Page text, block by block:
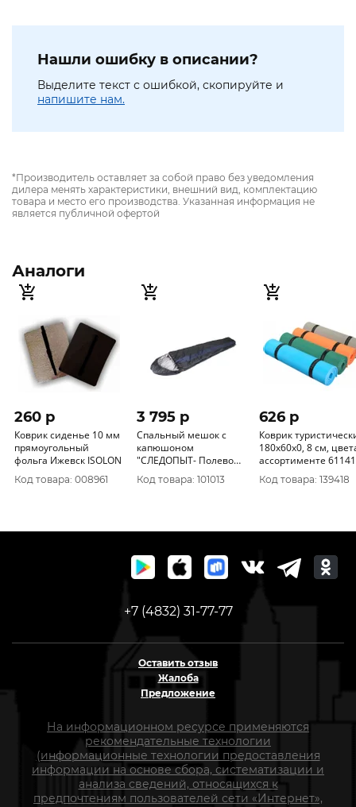
Нашли ошибку в описании?
Выделите текст с ошибкой, скопируйте и
напишите нам.
*Производитель оставляет за собой право без уведомления
дилера менять характеристики, внешний вид, комплектацию
товара и место его производства. Указанная информация не
является публичной офертой
Аналоги
260 p
Коврик сиденье 10 мм
прямоугольный
фольга Ижевск ISOLON
Код товара: 008961
3 795 p
Спальный мешок с
капюшоном
"СЛЕДОПЫТ- Полевой,
Comfort Plus",
190+35х90х10 см,
Код товара: 101013
626 p
Коврик
180х60х0, 8 см, цвета в
ассортименте 61141
Код товара: 139418
+7 (4832) 31-77-77
Оставить отзыв
Жалоба
Предложение
На информационном ресурсе применяются
рекомендательные технологии
(информационные технологии предоставления
информации на основе сбора, систематизации и
анализа сведений, относящихся к
предпочтениям пользователей сети «Интернет»,